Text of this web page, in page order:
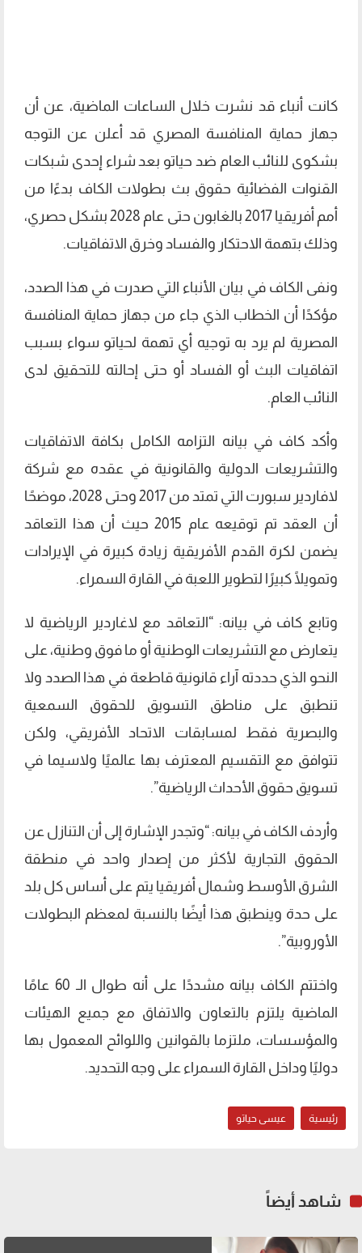
كانت أنباء قد نشرت خلال الساعات الماضية، عن أن
جهاز حماية المنافسة المصري قد أعلن عن التوجه
بشكوى للنائب العام ضد حياتو بعد شراء إحدى شبكات
القنوات الفضائية حقوق بث بطولات الكاف بدءًا من
أمم أفريقيا 2017 بالغابون حتى عام 2028 بشكل حصري،
وذلك بتهمة الاحتكار والفساد وخرق الاتفاقيات.
ونفى الكاف في بيان الأنباء التي صدرت في هذا الصدد،
مؤكدًا أن الخطاب الذي جاء من جهاز حماية المنافسة
المصرية لم يرد به توجيه أي تهمة لحياتو سواء بسبب
اتفاقيات البث أو الفساد أو حتى إحالته للتحقيق لدى
النائب العام.
وأكد كاف في بيانه التزامه الكامل بكافة الاتفاقيات
والتشريعات الدولية والقانونية في عقده مع شركة
لافاردير سبورت التي تمتد من 2017 وحتى 2028، موضحًا
أن العقد تم توقيعه عام 2015 حيث أن هذا التعاقد
يضمن لكرة القدم الأفريقية زيادة كبيرة في الإيرادات
وتمويلًا كبيرًا لتطوير اللعبة في القارة السمراء.
وتابع كاف في بيانه: “التعاقد مع لاغاردير الرياضية لا
يتعارض مع التشريعات الوطنية أو ما فوق وطنية، على
النحو الذي حددته آراء قانونية قاطعة في هذا الصدد ولا
تنطبق على مناطق التسويق للحقوق السمعية
والبصرية فقط لمسابقات الاتحاد الأفريقي، ولكن
تتوافق مع التقسيم المعترف بها عالميًا ولاسيما في
تسويق حقوق الأحداث الرياضية”.
وأردف الكاف في بيانه: “وتجدر الإشارة إلى أن التنازل عن
الحقوق التجارية لأكثر من إصدار واحد في منطقة
الشرق الأوسط وشمال أفريقيا يتم على أساس كل بلد
على حدة وينطبق هذا أيضًا بالنسبة لمعظم البطولات
الأوروبية”.
واختتم الكاف بيانه مشددًا على أنه طوال الـ 60 عامًا
الماضية يلتزم بالتعاون والاتفاق مع جميع الهيئات
والمؤسسات، ملتزما بالقوانين واللوائح المعمول بها
دوليًا وداخل القارة السمراء على وجه التحديد.
رئيسية عيسى حياتو
شاهد أيضاً